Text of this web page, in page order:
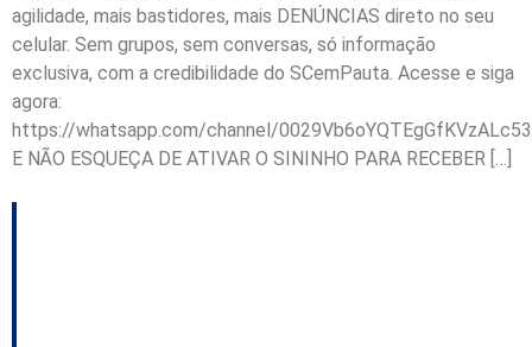
agilidade, mais bastidores, mais DENÚNCIAS direto no seu
celular. Sem grupos, sem conversas, só informação
exclusiva, com a credibilidade do SCemPauta. Acesse e siga
agora:
https://whatsapp.com/channel/
E NÃO ESQUEÇA DE ATIVAR O SININHO PARA RECEBER […]